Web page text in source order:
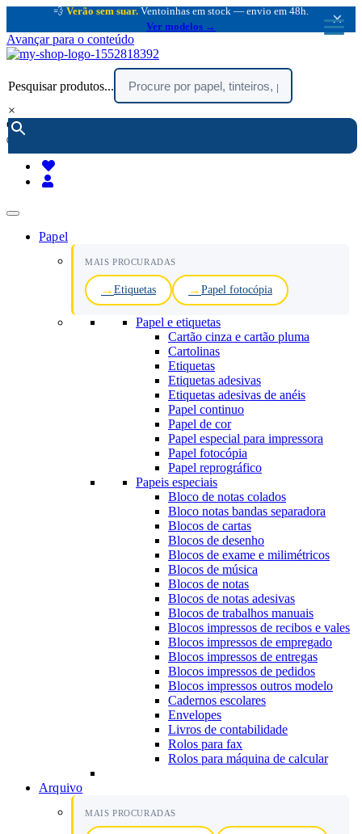
💨 Verão sem suar. Ventoinhas em stock — envio em 48h.
Ver modelos →
×
Avançar para o conteúdo
Pesquisar produtos...
×
encomendar por telefone :
(chamada rede fixa nacional)
Papel
MAIS PROCURADAS
Etiquetas Papel fotocópia
Papel e etiquetas
Cartão cinza e cartão pluma
Cartolinas
Etiquetas
Etiquetas adesivas
Etiquetas adesivas de anéis
Papel continuo
Papel de cor
Papel especial para impressora
Papel fotocópia
Papel reprográfico
Papeis especiais
Bloco de notas colados
Bloco notas bandas separadora
Blocos de cartas
Blocos de desenho
Blocos de exame e milimétricos
Blocos de música
Blocos de notas
Blocos de notas adesivas
Blocos de trabalhos manuais
Blocos impressos de recibos e vales
Blocos impressos de empregado
Blocos impressos de entregas
Blocos impressos de pedidos
Blocos impressos outros modelo
Cadernos escolares
Envelopes
Livros de contabilidade
Rolos para fax
Rolos para máquina de calcular
Arquivo
MAIS PROCURADAS